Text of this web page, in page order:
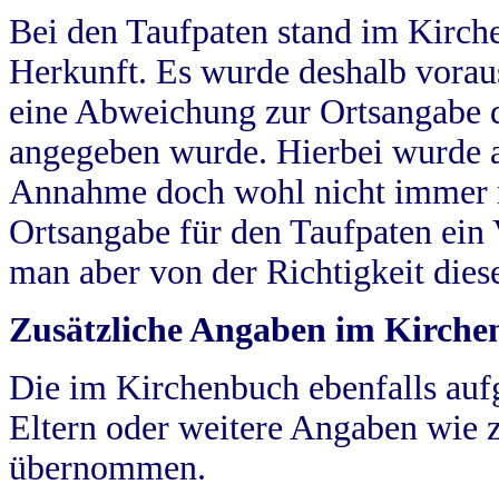
Bei den Taufpaten stand im
Herkunft. Es wurde deshalb
eine Abweichung zur
angegeben wurde. Hierbei wurde
Annahme doch wohl nicht
Ortsangabe für den Taufpaten
man aber von der Richtigkeit
Zusätzliche Angaben im
Die im Kirchenbuch ebenfalls
Eltern oder weitere Angaben wie
übernommen.